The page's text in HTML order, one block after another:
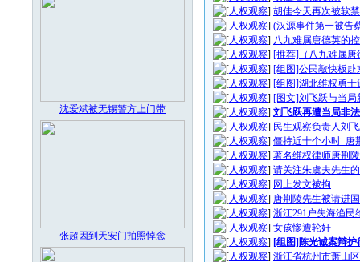
沈爱斌被无锡警方上门带
张超因到天安门拍照悼念
[人权观察] 胡佳今天再次被软禁
[人权观察] (汉源事件第一被告
[人权观察] 八九难属唐德英的
[人权观察] [推荐]（八九难属
[人权观察] [组图]公民敲快板
[人权观察] [组图]湖北维权勇
[人权观察] [图文]刘飞跃与当
[人权观察] 刘飞跃再遭当局非
[人权观察] 民生观察负责人刘
[人权观察] 僵持近十个小时 唐
[人权观察] 著名维权律师唐荆
[人权观察] 请关注朱虞夫先生
[人权观察] 网上发文被拘
[人权观察] 唐荆陵先生被请进
[人权观察] 浙江291户失海渔民
[人权观察] 女孩惨遭轮奸
[人权观察] [组图]陈光诚案辩
[人权观察] 浙江省杭州市萧山